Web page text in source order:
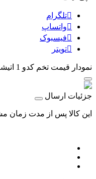
تلگرام
واتساپ
فیسبوک
تویتر
نمودار قیمت تخم کدو 1 اتیشه و 2 اتیشه
جزئیات ارسال
این کالا پس از مدت زمان